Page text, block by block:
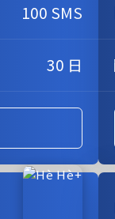
100 SMS
30 日